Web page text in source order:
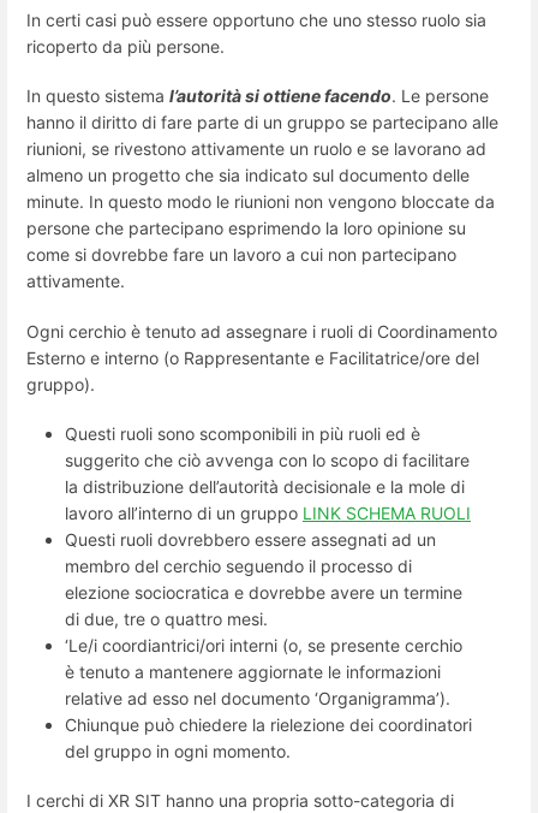
In certi casi può essere opportuno che uno stesso ruolo sia
ricoperto da più persone.
In questo sistema l’autorità si ottiene facendo. Le persone
hanno il diritto di fare parte di un gruppo se partecipano alle
riunioni, se rivestono attivamente un ruolo e se lavorano ad
almeno un progetto che sia indicato sul documento delle
minute. In questo modo le riunioni non vengono bloccate da
persone che partecipano esprimendo la loro opinione su
come si dovrebbe fare un lavoro a cui non partecipano
attivamente.
Ogni cerchio è tenuto ad assegnare i ruoli di Coordinamento
Esterno e interno (o Rappresentante e Facilitatrice/ore del
gruppo).
Questi ruoli sono scomponibili in più ruoli ed è
suggerito che ciò avvenga con lo scopo di facilitare
la distribuzione dell’autorità decisionale e la mole di
lavoro all’interno di un gruppo LINK SCHEMA RUOLI
Questi ruoli dovrebbero essere assegnati ad un
membro del cerchio seguendo il processo di
elezione sociocratica e dovrebbe avere un termine
di due, tre o quattro mesi.
‘Le/i coordiantrici/ori interni (o, se presente cerchio
è tenuto a mantenere aggiornate le informazioni
relative ad esso nel documento ‘Organigramma’).
Chiunque può chiedere la rielezione dei coordinatori
del gruppo in ogni momento.
I cerchi di XR SIT hanno una propria sotto-categoria di